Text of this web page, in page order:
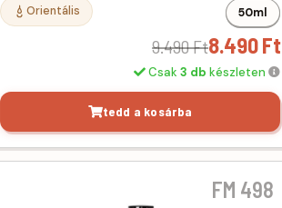
Orientális 50ml
9.490 Ft8.490 Ft
Csak3 db készleten
tedd a kosárba
FM 498